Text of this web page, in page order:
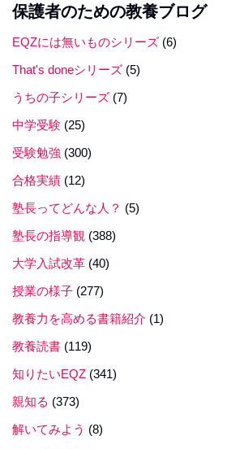
保護者のための教養ブログ
EQZには無いものシリーズ (6)
That's doneシリーズ (5)
うちの子シリーズ (7)
中学受験 (25)
受験勉強 (300)
合格実績 (12)
塾長ってどんな人？ (5)
塾長の指導観 (388)
大学入試改革 (40)
授業の様子 (277)
教養力を高める書籍紹介 (1)
教養読書 (119)
知りたいEQZ (341)
親知る (373)
解いてみよう (8)